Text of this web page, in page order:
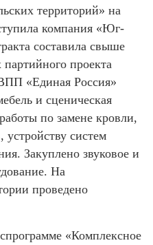
территорий» на
компания «Юг-
составила свыше
проекта
«Единая Россия»
и сценическая
по замене кровли,
систем
Закуплено звуковое и
На
проведено
«Комплексное